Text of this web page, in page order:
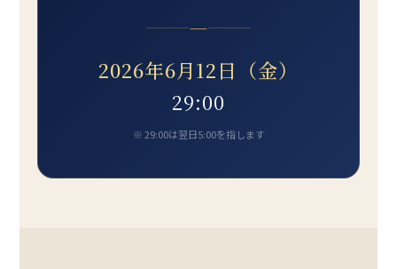
―
2026年6月12日（金）
29:00
※ 29:00は翌日5:00を指します